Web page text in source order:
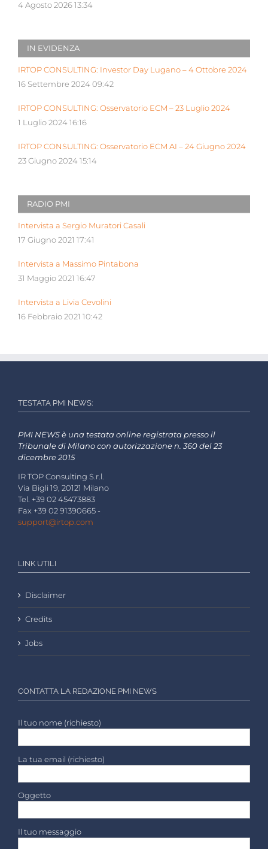
4 Agosto 2026 13:34
IN EVIDENZA
IRTOP CONSULTING: Investor Day Lugano – 4 Ottobre 2024
16 Settembre 2024 09:42
IRTOP CONSULTING: Osservatorio ECM – 23 Luglio 2024
1 Luglio 2024 16:16
IRTOP CONSULTING: Osservatorio ECM AI – 24 Giugno 2024
23 Giugno 2024 15:14
RADIO PMI
Intervista a Sergio Muratori Casali
17 Giugno 2021 17:41
Intervista a Massimo Pintabona
31 Maggio 2021 16:47
Intervista a Livia Cevolini
16 Febbraio 2021 10:42
TESTATA PMI NEWS:
PMI NEWS è una testata online registrata presso il
Tribunale di Milano con autorizzazione n. 360 del 23
dicembre 2015
IR TOP Consulting S.r.l.
Via Bigli 19, 20121 Milano
Tel. +39 02 45473883
Fax +39 02 91390665 -
support@irtop.com
LINK UTILI
Disclaimer
Credits
Jobs
CONTATTA LA REDAZIONE PMI NEWS
Il tuo nome (richiesto)
La tua email (richiesto)
Oggetto
Il tuo messaggio